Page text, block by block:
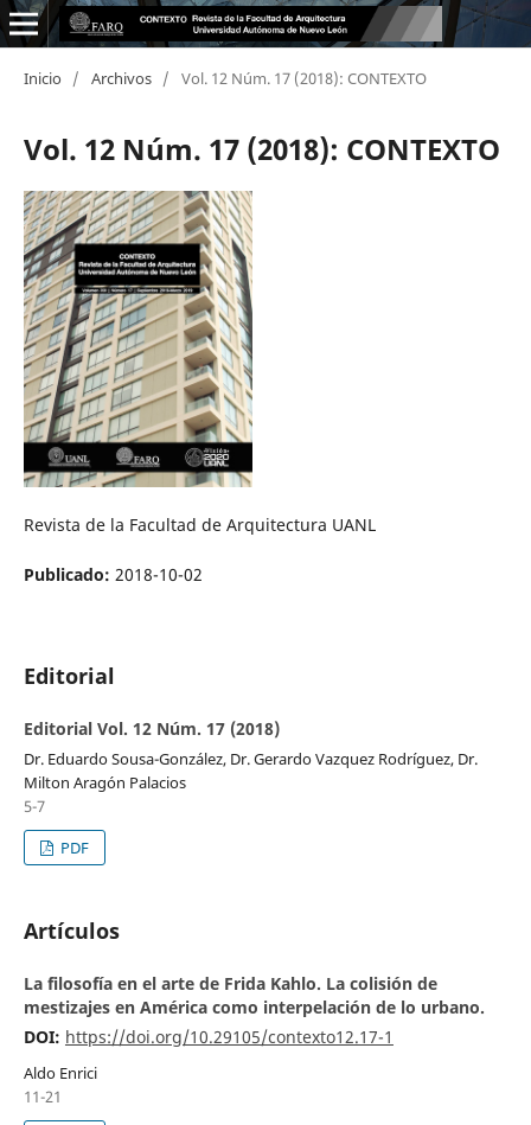
Inicio / Archivos / Vol. 12 Núm. 17 (2018): CONTEXTO
Vol. 12 Núm. 17 (2018): CONTEXTO
Revista de la Facultad de Arquitectura UANL
Publicado: 2018-10-02
Editorial
Editorial Vol. 12 Núm. 17 (2018)
Dr. Eduardo Sousa-González, Dr. Gerardo Vazquez Rodríguez, Dr.
Milton Aragón Palacios
5-7
PDF
Artículos
La filosofía en el arte de Frida Kahlo. La colisión de
mestizajes en América como interpelación de lo urbano.
DOI: https://doi.org/10.29105/contexto12.17-1
Aldo Enrici
11-21